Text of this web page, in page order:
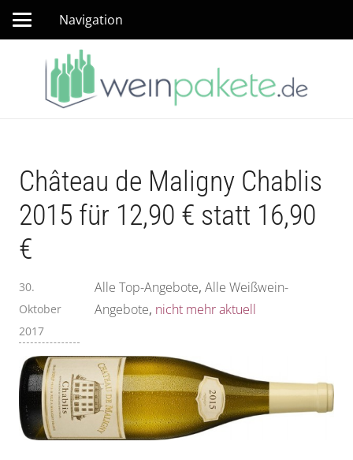
Navigation
Château de Maligny Chablis
2015 für 12,90 € statt 16,90
€
30.
Oktober
2017
Alle Top-Angebote,Alle Weißwein-
Angebote, nicht mehr aktuell